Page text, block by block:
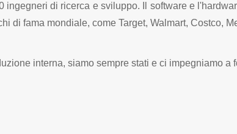
ingegneri di ricerca e sviluppo. Il software e
di fama mondiale, come Target, Walmart, Costco,
interna, siamo sempre stati e ci impegniamo